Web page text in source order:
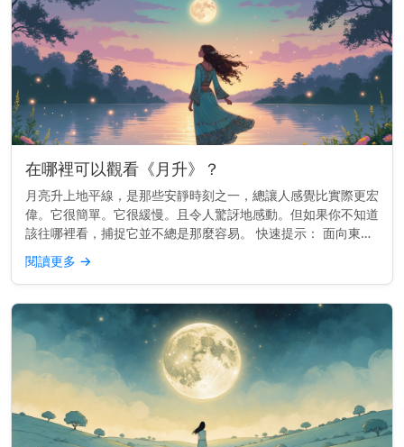
在哪裡可以觀看《月升》？
月亮升上地平線，是那些安靜時刻之一，總讓人感覺比實際更宏
偉。它很簡單。它很緩慢。且令人驚訝地感動。但如果你不知道
該往哪裡看，捕捉它並不總是那麼容易。 快速提示： 面向東
方，視野開闊，能看到地平線。較高的地勢或面向開闊天空的海
灘效果最佳。 為...
閱讀更多 →